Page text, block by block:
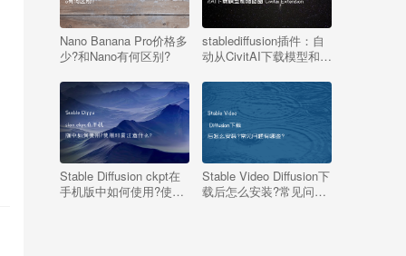
Nano Banana Pro价格多
少?和Nano有何区别?
stablediffusion插件：自
动从CivitAI下载模型和缩
Stable Diffusion ckpt在
手机版中如何使用?使用
Stable Video Diffusion下
载后怎么安装?常见问题